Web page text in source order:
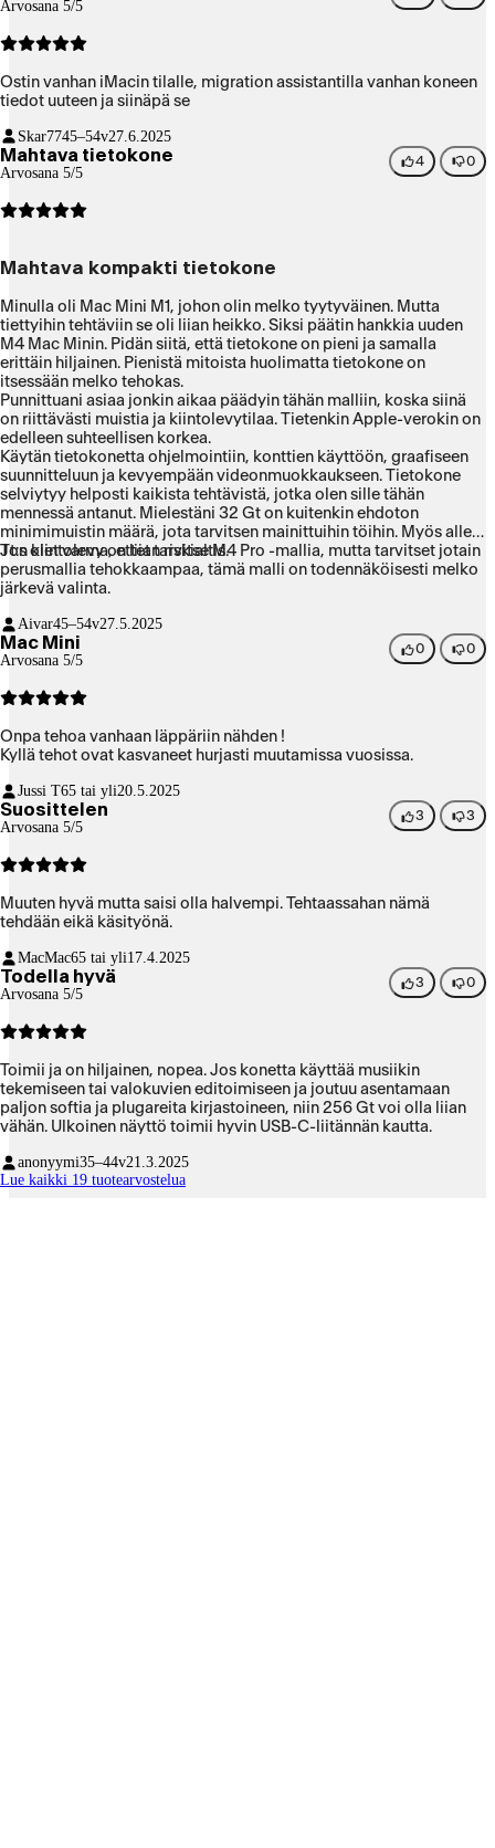
Arvosana 5/5
Ostin vanhan iMacin tilalle, migration assistantilla vanhan koneen
tiedot uuteen ja siinäpä se
Skar7745–54v27.6.2025
Mahtava tietokone
Arvosana 5/5
4 0
Mahtava kompakti tietokone
Minulla oli Mac Mini M1, johon olin melko tyytyväinen. Mutta
tiettyihin tehtäviin se oli liian heikko. Siksi päätin hankkia uuden
M4 Mac Minin. Pidän siitä, että tietokone on pieni ja samalla
erittäin hiljainen. Pienistä mitoista huolimatta tietokone on
itsessään melko tehokas.
Punnittuani asiaa jonkin aikaa päädyin tähän malliin, koska siinä
on riittävästi muistia ja kiintolevytilaa. Tietenkin Apple-verokin on
edelleen suhteellisen korkea.
Käytän tietokonetta ohjelmointiin, konttien käyttöön, graafiseen
suunnitteluun ja kevyempään videonmuokkaukseen. Tietokone
selviytyy helposti kaikista tehtävistä, jotka olen sille tähän
mennessä antanut. Mielestäni 32 Gt on kuitenkin ehdoton
minimimuistin määrä, jota tarvitsen mainittuihin töihin. Myös alle 1
Tt:n kiintolevy on liian riskialtis.
Jos olet varma, ettet tarvitse M4 Pro -mallia, mutta tarvitset jotain
perusmallia tehokkaampaa, tämä malli on todennäköisesti melko
järkevä valinta.
Aivar45–54v27.5.2025
Mac Mini
Arvosana 5/5
0 0
Onpa tehoa vanhaan läppäriin nähden !
Kyllä tehot ovat kasvaneet hurjasti muutamissa vuosissa.
Jussi T65 tai yli20.5.2025
Suosittelen
Arvosana 5/5
3 3
Muuten hyvä mutta saisi olla halvempi. Tehtaassahan nämä
tehdään eikä käsityönä.
MacMac65 tai yli17.4.2025
Todella hyvä
Arvosana 5/5
3 0
Toimii ja on hiljainen, nopea. Jos konetta käyttää musiikin
tekemiseen tai valokuvien editoimiseen ja joutuu asentamaan
paljon softia ja plugareita kirjastoineen, niin 256 Gt voi olla liian
vähän. Ulkoinen näyttö toimii hyvin USB-C-liitännän kautta.
anonyymi35–44v21.3.2025
Lue kaikki 19 tuotearvostelua